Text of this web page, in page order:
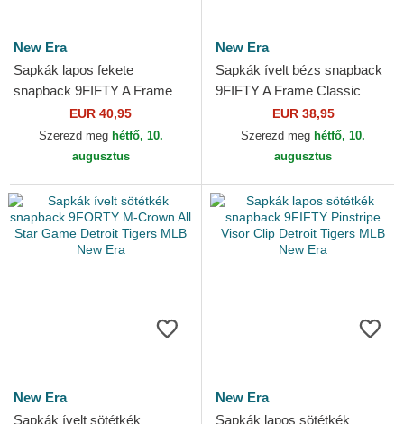
New Era
Sapkák lapos fekete
snapback 9FIFTY A Frame
Ring Detroit Tigers MLB New
EUR 40,95
Szerezd meg hétfő, 10.
augusztus
New Era
Sapkák ívelt bézs snapback
9FIFTY A Frame Classic
Detroit Tigers MLB New Era
EUR 38,95
Szerezd meg hétfő, 10.
augusztus
New Era
Sapkák ívelt sötétkék
New Era
Sapkák lapos sötétkék